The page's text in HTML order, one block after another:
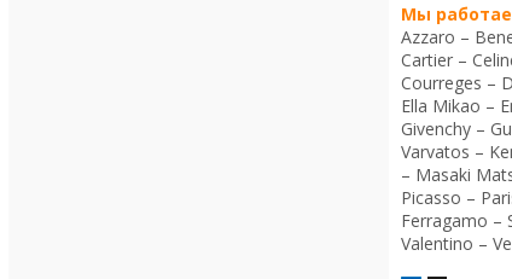
Мы
Azzaro –
Cartier –
Courreges –
Ella Mikao –
Givenchy –
Varvatos –
– Masaki
Picasso –
Ferragamo –
Valentino –